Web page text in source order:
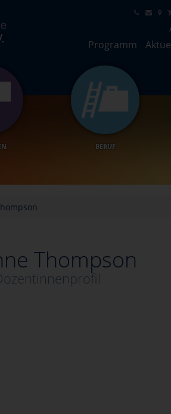
Programm
BERUF
Thompson